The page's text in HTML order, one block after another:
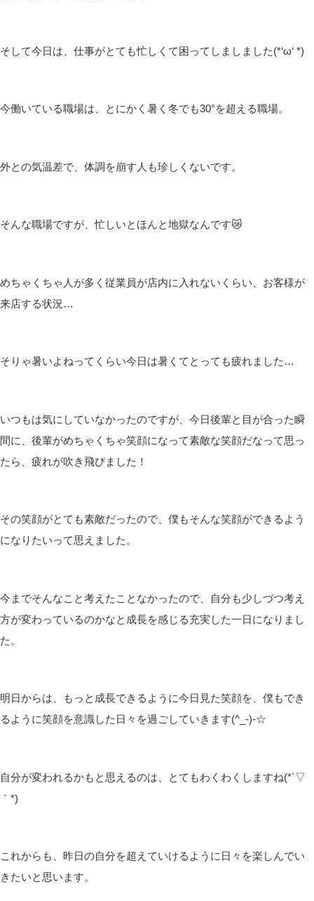
そして今日は、仕事がとても忙しくて困ってしましました(*‘ω‘ *)
今働いている職場は、とにかく暑く冬でも30°を超える職場。
外との気温差で、体調を崩す人も珍しくないです。
そんな職場ですが、忙しいとほんと地獄なんです😿
めちゃくちゃ人が多く従業員が店内に入れないくらい、お客様が
来店する状況…
そりゃ暑いよねってくらい今日は暑くてとっても疲れました…
いつもは気にしていなかったのですが、今日後輩と目が合った瞬
間に、後輩がめちゃくちゃ笑顔になって素敵な笑顔だなって思っ
たら、疲れが吹き飛びました！
その笑顔がとても素敵だったので、僕もそんな笑顔ができるよう
になりたいって思えました。
今までそんなこと考えたことなかったので、自分も少しづつ考え
方が変わっているのかなと成長を感じる充実した一日になりまし
た。
明日からは、もっと成長できるように今日見た笑顔を、僕もでき
るように笑顔を意識した日々を過ごしていきます(^_-)-☆
自分が変われるかもと思えるのは、とてもわくわくしますね(*´▽
｀*)
これからも、昨日の自分を超えていけるように日々を楽しんでい
きたいと思います。